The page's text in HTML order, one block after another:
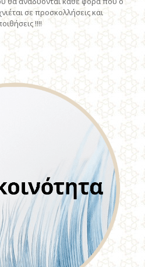
σε προσκολλήσεις και
!!!!